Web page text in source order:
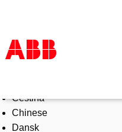
Products & Solutions
Industries
Services
Čeština
Chinese
Dansk